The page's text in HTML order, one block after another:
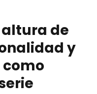
de
y